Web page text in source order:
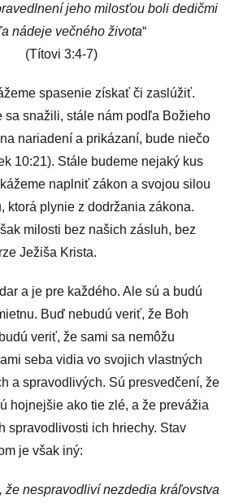
jeho milosťou boli dedičmi
nádeje večného života“
(Títovi 3:4-7)
spasenie získať či zaslúžiť.
sa snažili, stále nám podľa Božieho
nariadení a prikázaní, bude niečo
10:21). Stále budeme nejaký kus
naplniť zákon a svojou silou
ktorá plynie z dodržania zákona.
milosti bez našich zásluh, bez
Ježiša Krista.
a je pre každého. Ale sú a budú
Buď nebudú veriť, že Boh
veriť, že sami sa nemôžu
seba vidia vo svojich vlastných
a spravodlivých. Sú presvedčení, že
hojnejšie ako tie zlé, a že prevážia
spravodlivosti ich hriechy. Stav
je však iný:
že nespravodliví nezdedia kráľovstva